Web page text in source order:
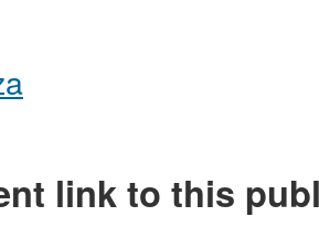
link to this